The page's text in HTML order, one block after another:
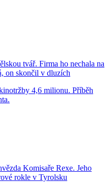
tvář. Firma ho nechala na
on skončil v dluzích
4,6 milionu. Příběh
Komisaře Rexe. Jeho
rokle v Tyrolsku